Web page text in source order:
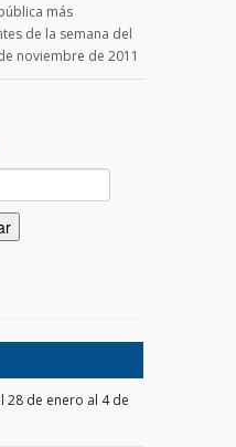
más
de la semana del
noviembre de 2011
28 de enero al 4 de